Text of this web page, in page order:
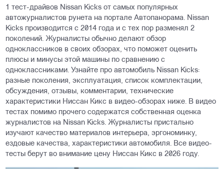
1 тест-драйвов Nissan Kicks от самых популярных
автожурналистов рунета на портале Автопанорама. Nissan
Kicks производится с 2014 года и с тех пор разменял 2
поколений. Журналисты обычно делают обзор
одноклассников в своих обзорах, что поможет оценить
плюсы и минусы этой машины по сравнению с
одноклассниками. Узнайте про автомобиль Nissan Kicks:
разные поколения, эксплуатация, список комплектации,
обсуждения, отзывы, комментарии, технические
характеристики Ниссан Кикс в видео-обзорах ниже. В видео
тестах помимо прочего содержатся собственная оценка
журналистов на Nissan Kicks. Журналисты пристально
изучают качество материалов интерьера, эргономинку,
ездовые качества, характеристики автомобиля. Все видео-
тесты берут во внимание цену Ниссан Кикс в 2026 году.